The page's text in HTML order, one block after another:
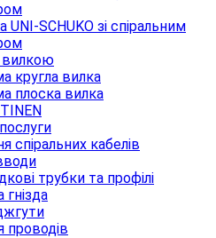
UNI-SCHUKO зі спіральним
кругла вилка
плоска вилка
спіральних кабелів
трубки та профілі
гнізда
проводів